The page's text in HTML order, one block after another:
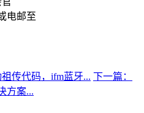
电邮至
传代码，ifm蓝牙... 下一篇：
方案...